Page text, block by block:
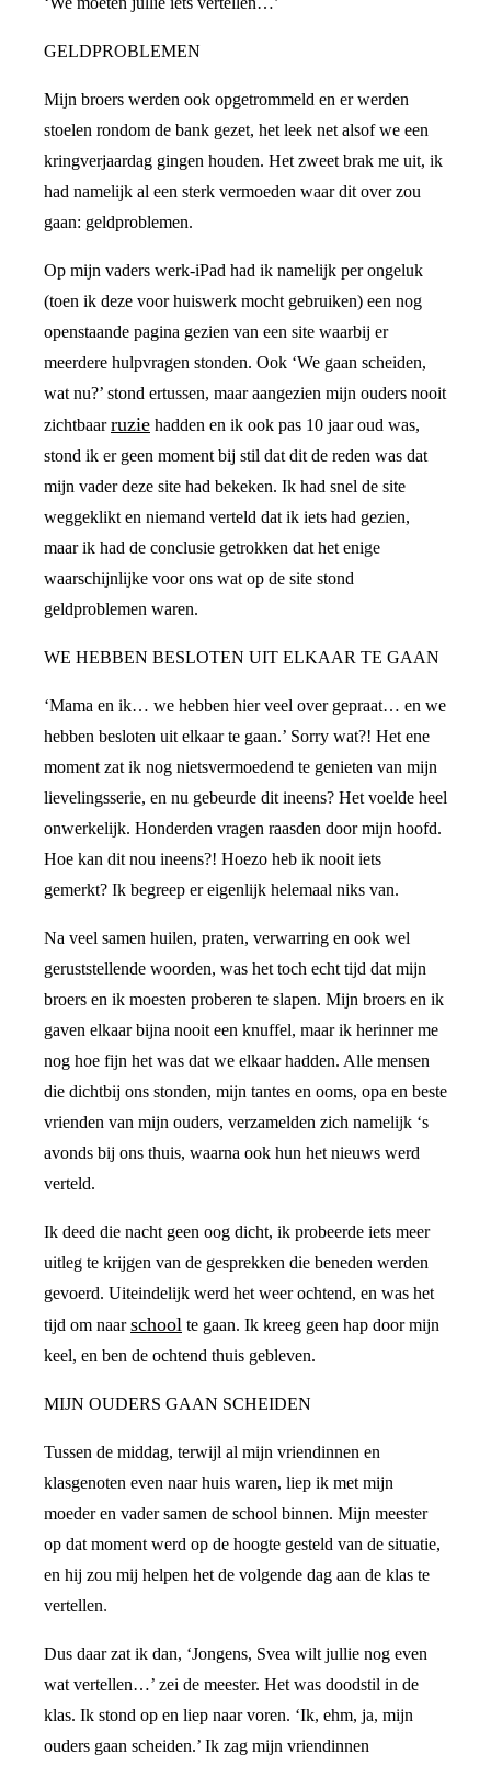
GELDPROBLEMEN
Mijn broers werden ook opgetrommeld en er werden
stoelen rondom de bank gezet, het leek net alsof we een
kringverjaardag gingen houden. Het zweet brak me uit, ik
had namelijk al een sterk vermoeden waar dit over zou
gaan: geldproblemen.
Op mijn vaders werk-iPad had ik namelijk per ongeluk
(toen ik deze voor huiswerk mocht gebruiken) een nog
openstaande pagina gezien van een site waarbij er
meerdere hulpvragen stonden. Ook ‘We gaan scheiden,
wat nu?’ stond ertussen, maar aangezien mijn ouders nooit
zichtbaarruzie hadden en ik ook pas 10 jaar oud was,
stond ik er geen moment bij stil dat dit de reden was dat
mijn vader deze site had bekeken. Ik had snel de site
weggeklikt en niemand verteld dat ik iets had gezien,
maar ik had de conclusie getrokken dat het enige
waarschijnlijke voor ons wat op de site stond
geldproblemen waren.
WE HEBBEN BESLOTEN UIT ELKAAR TE GAAN
‘Mama en ik… we hebben hier veel over gepraat… en we
hebben besloten uit elkaar te gaan.’ Sorry wat?! Het ene
moment zat ik nog nietsvermoedend te genieten van mijn
lievelingsserie, en nu gebeurde dit ineens? Het voelde heel
onwerkelijk. Honderden vragen raasden door mijn hoofd.
Hoe kan dit nou ineens?! Hoezo heb ik nooit iets
gemerkt? Ik begreep er eigenlijk helemaal niks van.
Na veel samen huilen, praten, verwarring en ook wel
geruststellende woorden, was het toch echt tijd dat mijn
broers en ik moesten proberen te slapen. Mijn broers en ik
gaven elkaar bijna nooit een knuffel, maar ik herinner me
nog hoe fijn het was dat we elkaar hadden. Alle mensen
die dichtbij ons stonden, mijn tantes en ooms, opa en beste
vrienden van mijn ouders, verzamelden zich namelijk ‘s
avonds bij ons thuis, waarna ook hun het nieuws werd
verteld.
Ik deed die nacht geen oog dicht, ik probeerde iets meer
uitleg te krijgen van de gesprekken die beneden werden
gevoerd. Uiteindelijk werd het weer ochtend, en was het
tijd om naarschool te gaan. Ik kreeg geen hap door mijn
keel, en ben de ochtend thuis gebleven.
MIJN OUDERS GAAN SCHEIDEN
Tussen de middag, terwijl al mijn vriendinnen en
klasgenoten even naar huis waren, liep ik met mijn
moeder en vader samen de school binnen. Mijn meester
op dat moment werd op de hoogte gesteld van de situatie,
en hij zou mij helpen het de volgende dag aan de klas te
vertellen.
Dus daar zat ik dan, ‘Jongens, Svea wilt jullie nog even
wat vertellen…’ zei de meester. Het was doodstil in de
klas. Ik stond op en liep naar voren. ‘Ik, ehm, ja, mijn
ouders gaan scheiden.’ Ik zag mijn vriendinnen